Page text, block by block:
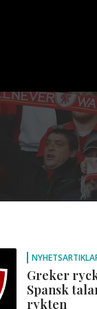
Greker
Spansk
rykten